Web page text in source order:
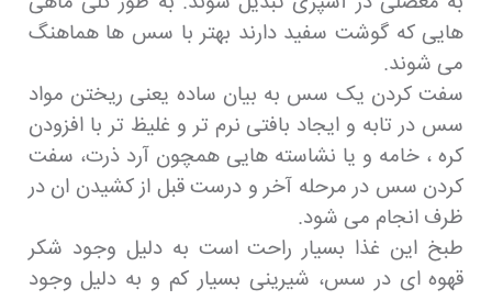
هایی که گوشت سفید دارند بهتر با سس ها هماهنگ
می شوند.
سفت کردن یک سس به بیان ساده یعنی ریختن مواد
سس در تابه و ایجاد بافتی نرم تر و غلیظ تر با افزودن
کره ، خامه و یا نشاسته هایی همچون آرد ذرت، سفت
کردن سس در مرحله آخر و درست قبل از کشیدن ان در
ظرف انجام می شود.
طبخ این غذا بسیار راحت است به دلیل وجود شکر
قهوه ای در سس، شیرینی بسیار کم و به دلیل وجود